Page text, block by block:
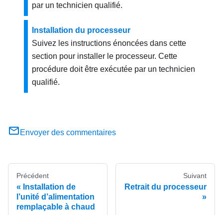
par un technicien qualifié.
Installation du processeur
Suivez les instructions énoncées dans cette
section pour installer le processeur. Cette
procédure doit être exécutée par un technicien
qualifié.
Envoyer des commentaires
Précédent
Installation de
l’unité d’alimentation
remplaçable à chaud
Suivant
Retrait du processeur